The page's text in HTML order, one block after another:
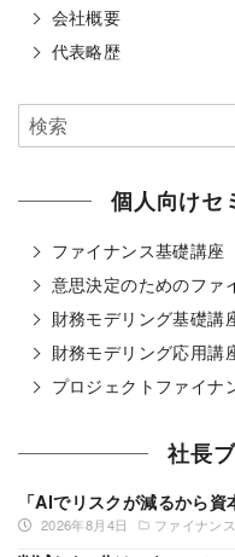
会社概要
代表略歴
個人向けセ
ファイナンス基礎講座
意思決定のためのファ
財務モデリング基礎講
財務モデリング応用講
プロジェクトファイナ
社長
2026年8月4日 ファイナンス
「AIでリスクが減るから